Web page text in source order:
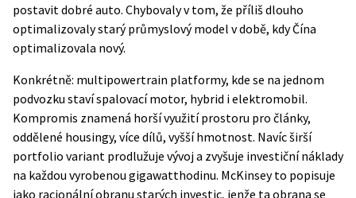
postavit dobré auto. Chybovaly v tom, že příliš dlouho
optimalizovaly starý průmyslový model v době, kdy Čína
optimalizovala nový.
Konkrétně: multipowertrain platformy, kde se na jednom
podvozku staví spalovací motor, hybrid i elektromobil.
Kompromis znamená horší využití prostoru pro články,
oddělené housingy, více dílů, vyšší hmotnost. Navíc širší
portfolio variant prodlužuje vývoj a zvyšuje investiční náklady
na každou vyrobenou gigawatthodinu. McKinsey to popisuje
jako racionální obranu starých investic, jenže ta obrana se